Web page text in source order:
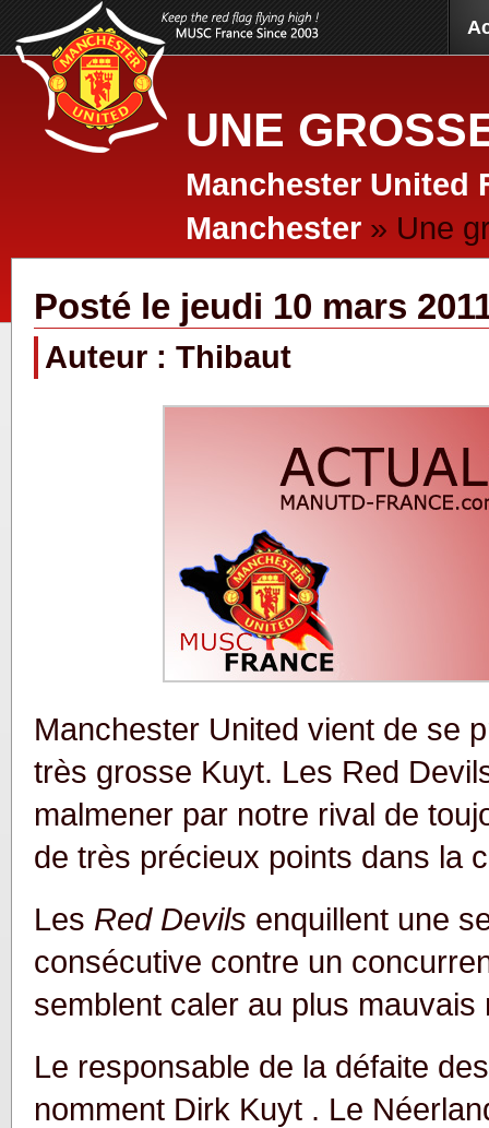
UNE
Manchester United
Manchester » Une
Posté le jeudi 10 mars
Auteur : Thibaut
Manchester United vient de se
très grosse Kuyt. Les Red
malmener par notre rival de
de très précieux points dans la
Les Red Devils enquillent une
consécutive contre un
semblent caler au plus mauvais
Le responsable de la défaite
nomment Dirk Kuyt . Le